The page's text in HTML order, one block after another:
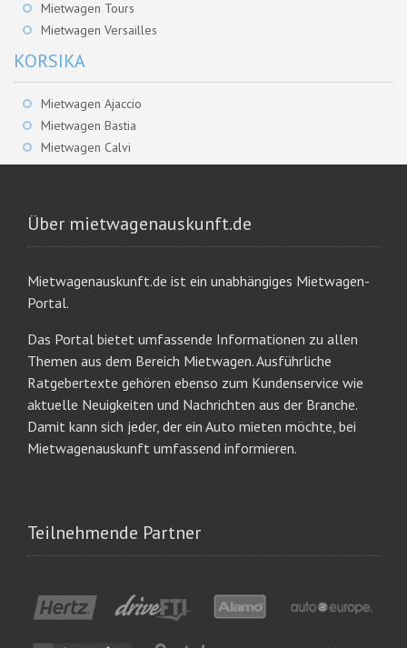
Mietwagen Tours
Mietwagen Versailles
KORSIKA
Mietwagen Ajaccio
Mietwagen Bastia
Mietwagen Calvi
Über mietwagenauskunft.de
Mietwagenauskunft.de ist ein unabhängiges Mietwagen-
Portal.
Das Portal bietet umfassende Informationen zu allen
Themen aus dem Bereich Mietwagen. Ausführliche
Ratgebertexte gehören ebenso zum Kundenservice wie
aktuelle Neuigkeiten und Nachrichten aus der Branche.
Damit kann sich jeder, der ein Auto mieten möchte, bei
Mietwagenauskunft umfassend informieren.
Teilnehmende Partner